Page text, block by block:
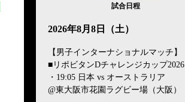
試合日程
2026年8月8日（土）
【男子インターナショナルマッチ】
■リポビタンDチャレンジカップ2026
・19:05 日本 vs オーストラリア
@東大阪市花園ラグビー場（大阪）